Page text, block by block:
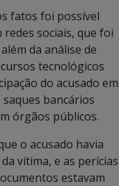
fatos foi possível
sociais, que foi
da análise de
tecnológicos
do acusado em
bancários
órgãos públicos.
o acusado havia
vítima, e as perícias
estavam